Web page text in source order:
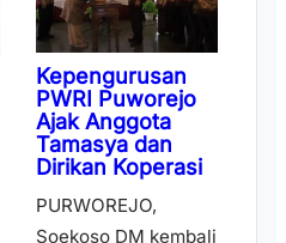
Kepengurusan
PWRI Puworejo
Ajak Anggota
Tamasya dan
Dirikan Koperasi
PURWOREJO,
Soekoso DM kembali